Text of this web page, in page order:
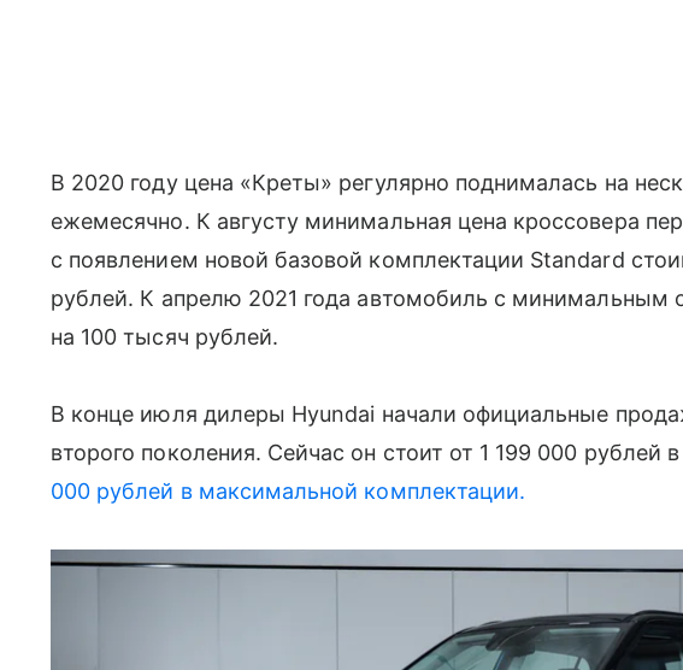
В 2020 году цена «Креты» регулярно поднималась на
ежемесячно. К августу минимальная цена кроссовера
с появлением новой базовой комплектации Standard
рублей. К апрелю 2021 года автомобиль с
на 100 тысяч рублей.
В конце июля дилеры Hyundai начали официальные
второго поколения. Сейчас он стоит от 1 199 000 рублей
000 рублей в максимальной комплектации.